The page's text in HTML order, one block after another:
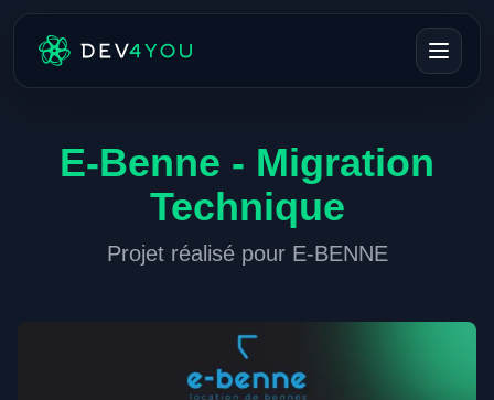
E-Benne - Migration
Technique
Projet réalisé pour E-BENNE